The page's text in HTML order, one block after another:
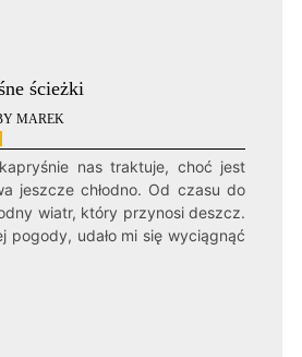
ścieżki
MAREK
KRĘTE
nas traktuje, choć jest
jeszcze chłodno. Od czasu do
wiatr, który przynosi deszcz.
pogody, udało mi się wyciągnąć